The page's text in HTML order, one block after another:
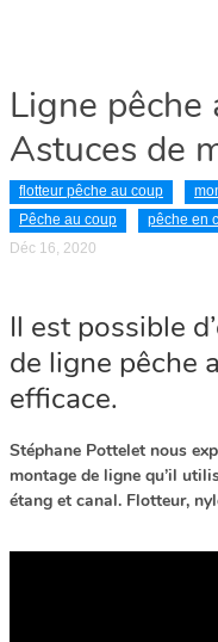
Ligne pêche
Astuces de
flotteur pêche au coup
Pêche au coup
pêche en
Déc 16, 2020
Il est possible
de ligne pêche
efficace.
Stéphane Pottelet nous
montage de ligne qu’il
étang et canal. Flotteur,